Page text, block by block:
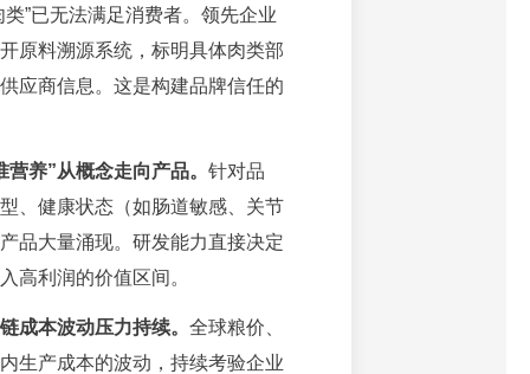
类”已无法满足消费者。领先企业
原料溯源系统，标明具体肉类部
应商信息。这是构建品牌信任的
养”从概念走向产品。 针对品
、健康状态（如肠道敏感、关节
品大量涌现。研发能力直接决定
高利润的价值区间。
成本波动压力持续。 全球粮价、
生产成本的波动，持续考验企业